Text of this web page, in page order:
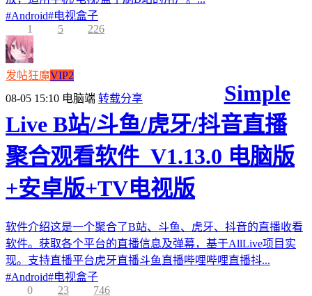
#Android#电视盒子
1
5 226
发帖狂魔VIP2
08-05 15:10 电脑端 转载分享
Simple
Live B站/斗鱼/虎牙/抖音直播
聚合观看软件_V1.13.0 电脑版
+安卓版+TV电视版
软件介绍这是一个聚合了B站、斗鱼、虎牙、抖音的直播收看
软件。获取各个平台的直播信息及弹幕，基于AllLive项目实
现。支持直播平台虎牙直播斗鱼直播哔哩哔哩直播抖...
#Android#电视盒子
0
23 746